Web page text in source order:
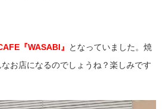
『WASABI』 となっていました。焼
お店になるのでしょうね？楽しみです